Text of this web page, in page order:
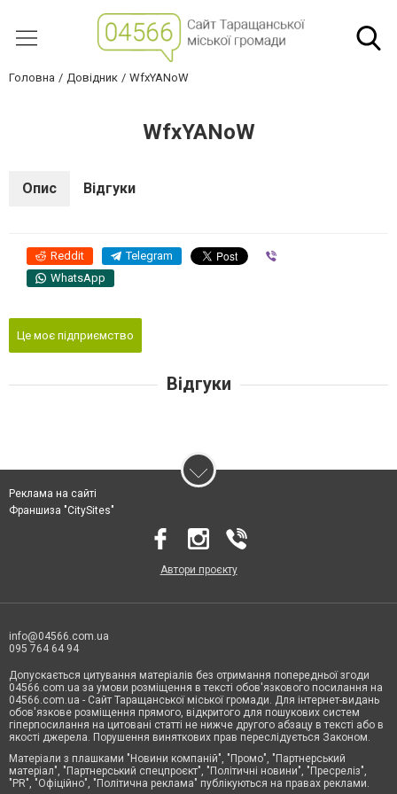
Головна Довідник WfxYANoW
WfxYANoW
Опис Відгуки
Reddit Telegram
WhatsApp
Це моє підприємство
Відгуки
Реклама на сайті
Франшиза "CitySites"
Автори проєкту
info@04566.com.ua
095 764 64 94
Допускається цитування матеріалів без отримання попередньої згоди
04566.com.ua за умови розміщення в тексті обов'язкового посилання на
04566.com.ua - Cайт Таращанської міської громади. Для інтернет-видань
обов'язкове розміщення прямого, відкритого для пошукових систем
гіперпосилання на цитовані статті не нижче другого абзацу в тексті або в
якості джерела. Порушення виняткових прав переслідується Законом.
Матеріали з плашками "Новини компаній", "Промо", "Партнерський
матеріал", "Партнерський спецпроєкт", "Політичні новини", "Пресреліз",
"PR", "Офіційно", "Політична реклама" публікуються на правах реклами.